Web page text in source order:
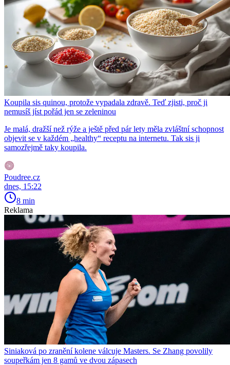
Koupila sis quinou, protože vypadala zdravě. Teď zjisti, proč ji
nemusíš jíst pořád jen se zeleninou
Je malá, dražší než rýže a ještě před pár lety měla zvláštní schopnost
objevit se v každém „healthy“ receptu na internetu. Tak sis ji
samozřejmě taky koupila.
Poudree.cz
dnes, 15:22
8 min
Reklama
Siniaková po zranění kolene válcuje Masters. Se Zhang povolily
soupeřkám jen 8 gamů ve dvou zápasech